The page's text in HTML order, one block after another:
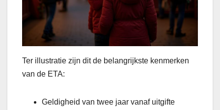
Ter illustratie zijn dit de belangrijkste kenmerken
van de ETA:
Geldigheid van twee jaar vanaf uitgifte